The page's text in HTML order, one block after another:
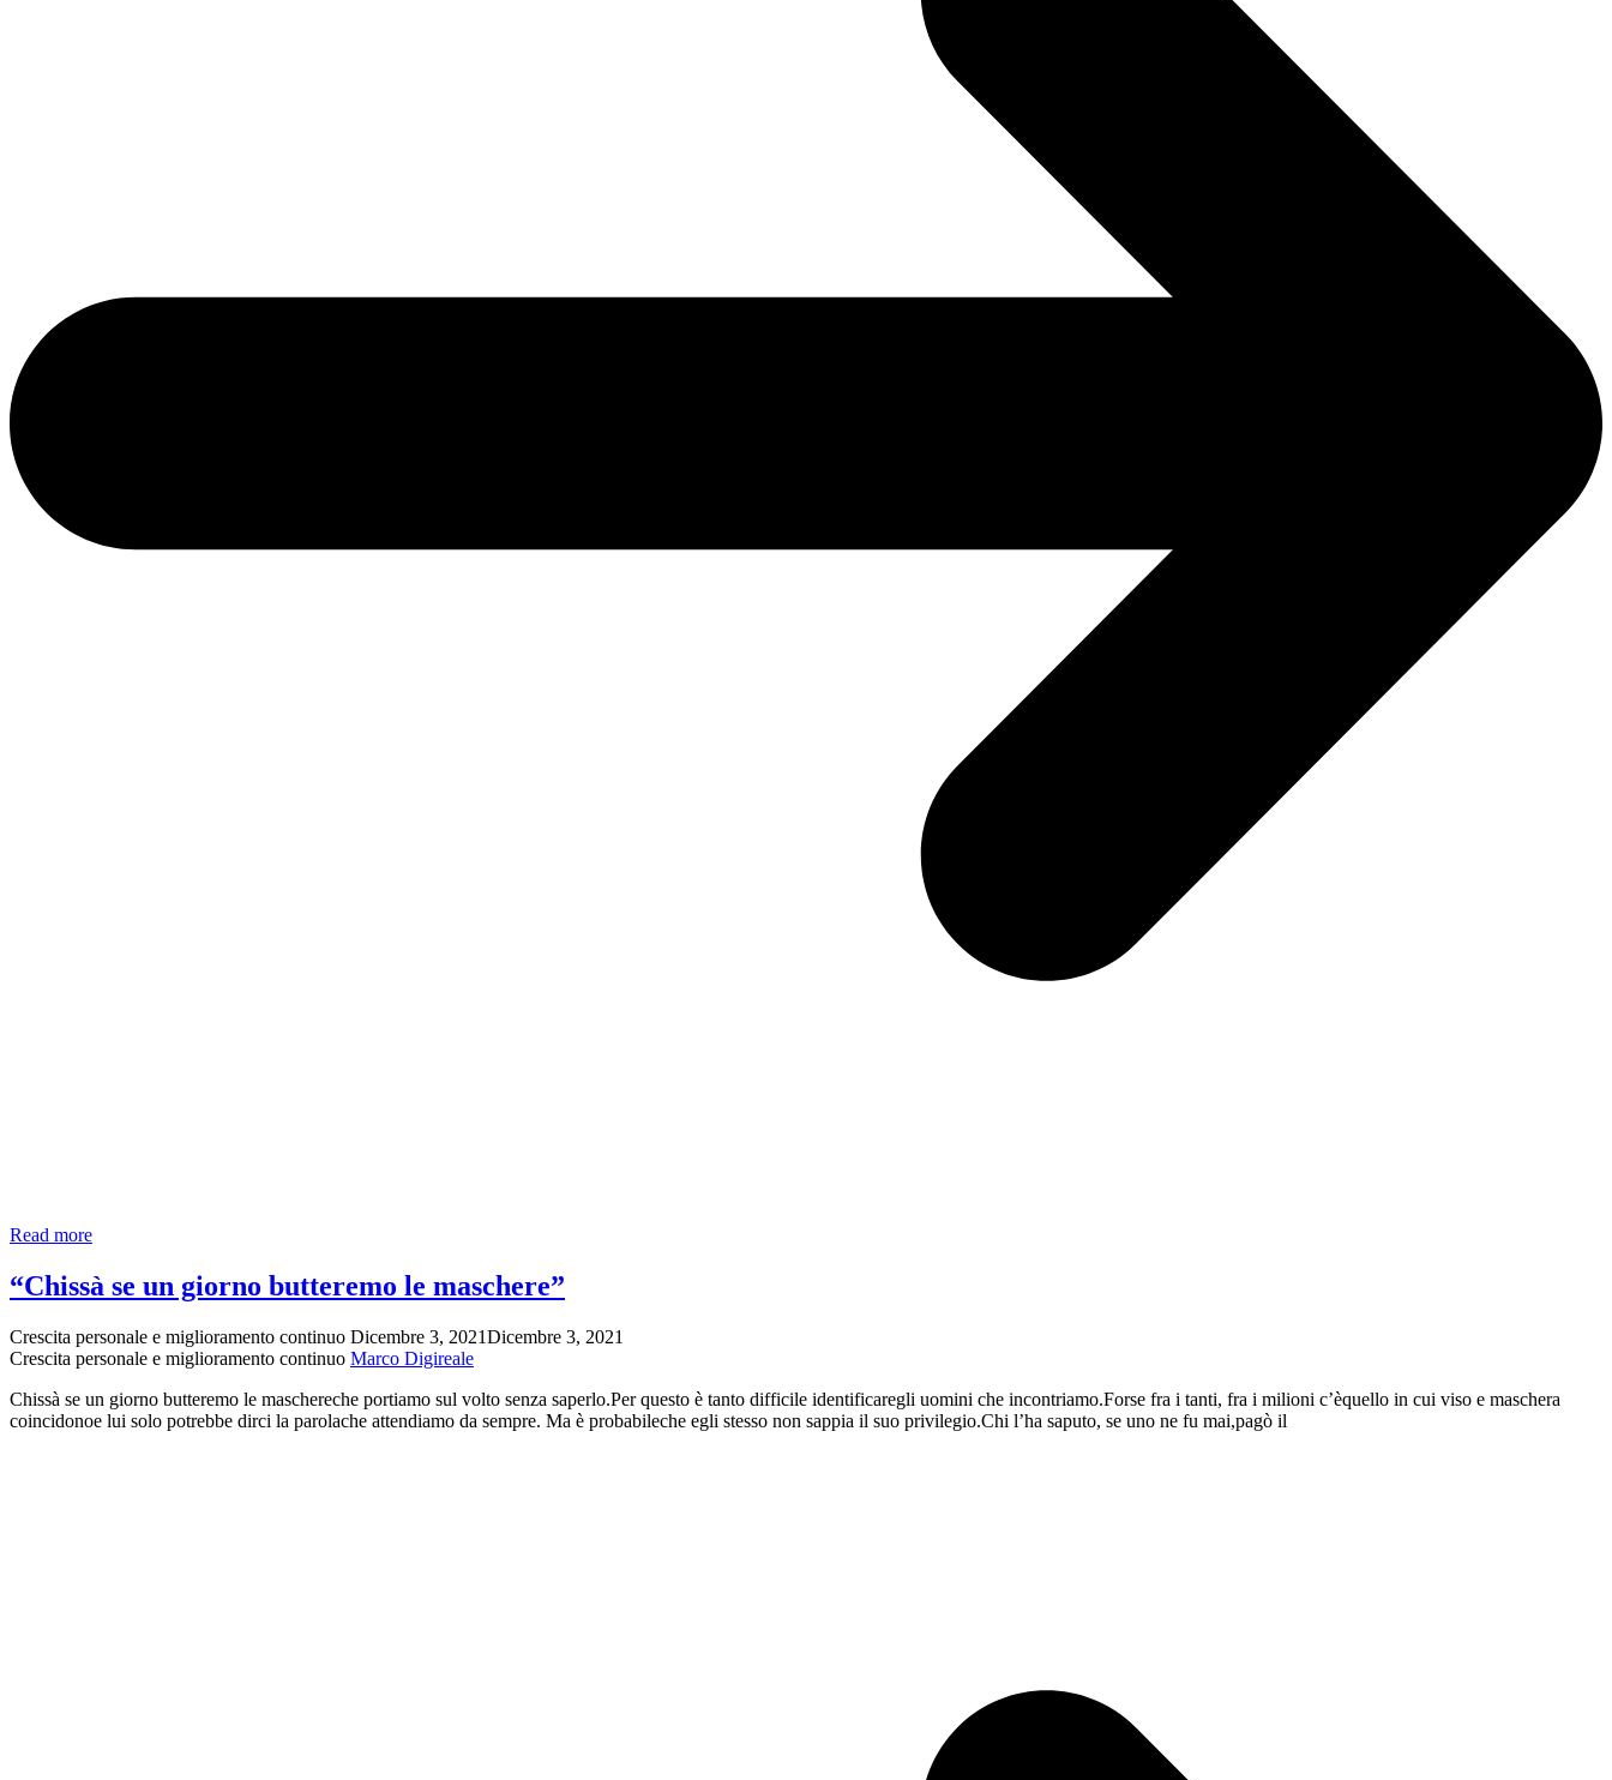
Read moreLa
di
essere
con
Vito
“Chissà se un giorno butteremo le maschere”
Crescita personale e miglioramento continuo Dicembre 3, 2021Dicembre 3, 2021
Crescita personale e miglioramento continuo Marco Digireale
Chissà se un giorno butteremo le maschereche portiamo sul volto senza saperlo.Per questo è tanto difficile identificaregli uomini che incontriamo.Forse fra i tanti, fra i milioni c’èquello in cui viso e maschera
coincidonoe lui solo potrebbe dirci la parolache attendiamo da sempre. Ma è probabileche egli stesso non sappia il suo privilegio.Chi l’ha saputo, se uno ne fu mai,pagò il